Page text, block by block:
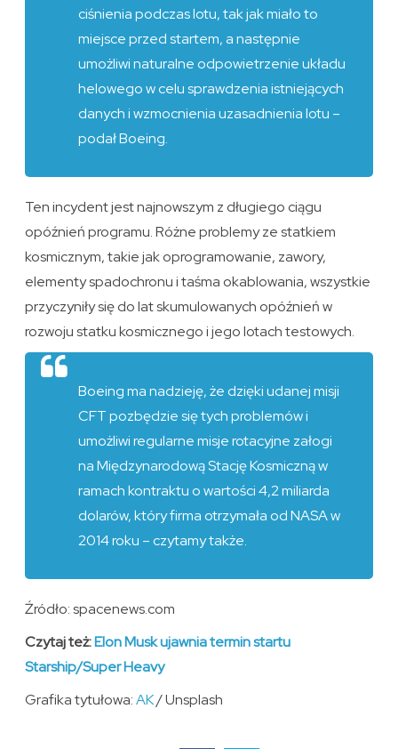
ciśnienia podczas lotu, tak jak miało to
miejsce przed startem, a następnie
umożliwi naturalne odpowietrzenie układu
helowego w celu sprawdzenia istniejących
danych i wzmocnienia uzasadnienia lotu –
podał Boeing.
Ten incydent jest najnowszym z długiego ciągu
opóźnień programu. Różne problemy ze statkiem
kosmicznym, takie jak oprogramowanie, zawory,
elementy spadochronu i taśma okablowania, wszystkie
przyczyniły się do lat skumulowanych opóźnień w
rozwoju statku kosmicznego i jego lotach testowych.
Boeing ma nadzieję, że dzięki udanej misji
CFT pozbędzie się tych problemów i
umożliwi regularne misje rotacyjne załogi
na Międzynarodową Stację Kosmiczną w
ramach kontraktu o wartości 4,2 miliarda
dolarów, który firma otrzymała od NASA w
2014 roku – czytamy także.
Źródło: spacenews.com
Czytaj też:Elon Musk ujawnia termin startu
Starship/Super Heavy
Grafika tytułowa:AK/ Unsplash